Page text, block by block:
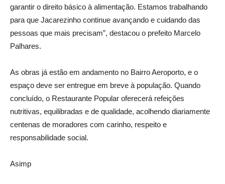
garantir o direito básico à alimentação. Estamos trabalhando
para que Jacarezinho continue avançando e cuidando das
pessoas que mais precisam”, destacou o prefeito Marcelo
Palhares.
As obras já estão em andamento no Bairro Aeroporto, e o
espaço deve ser entregue em breve à população. Quando
concluído, o Restaurante Popular oferecerá refeições
nutritivas, equilibradas e de qualidade, acolhendo diariamente
centenas de moradores com carinho, respeito e
responsabilidade social.
Asimp